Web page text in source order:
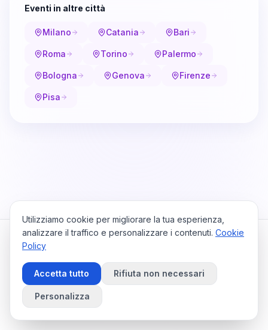
Eventi in altre città
Milano Catania Bari
Roma Torino Palermo
Bologna Genova Firenze
Pisa
HomeViaggiPrivacy PolicyCookie PolicyContattaci
Preferenze Cookie
©2026
Utilizziamo cookie per migliorare la tua esperienza,
analizzare il traffico e personalizzare i contenuti. Cookie
Policy
Accetta tutto Rifiuta non necessari
Personalizza